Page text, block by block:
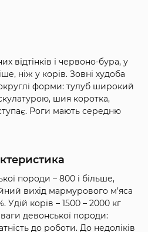
відтінків і червоно-бура, у
ніж у корів. Зовні худоба
форми: тулуб широкий
шия коротка,
Роги мають середню
породи – 800 і більше,
вихід мармурового м’яса
Удій корів – 1500 – 2000 кг
девонської породи:
до роботи. До недоліків